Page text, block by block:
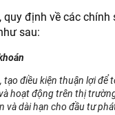
, quy định về các chính
sau:
điều kiện thuận lợi để
hoạt động trên thị
và dài hạn cho đầu tư